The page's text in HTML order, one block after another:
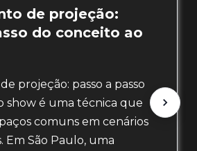
de projeção:
do conceito ao
projeção: passo a passo
show é uma técnica que
comuns em cenários
Em São Paulo, uma